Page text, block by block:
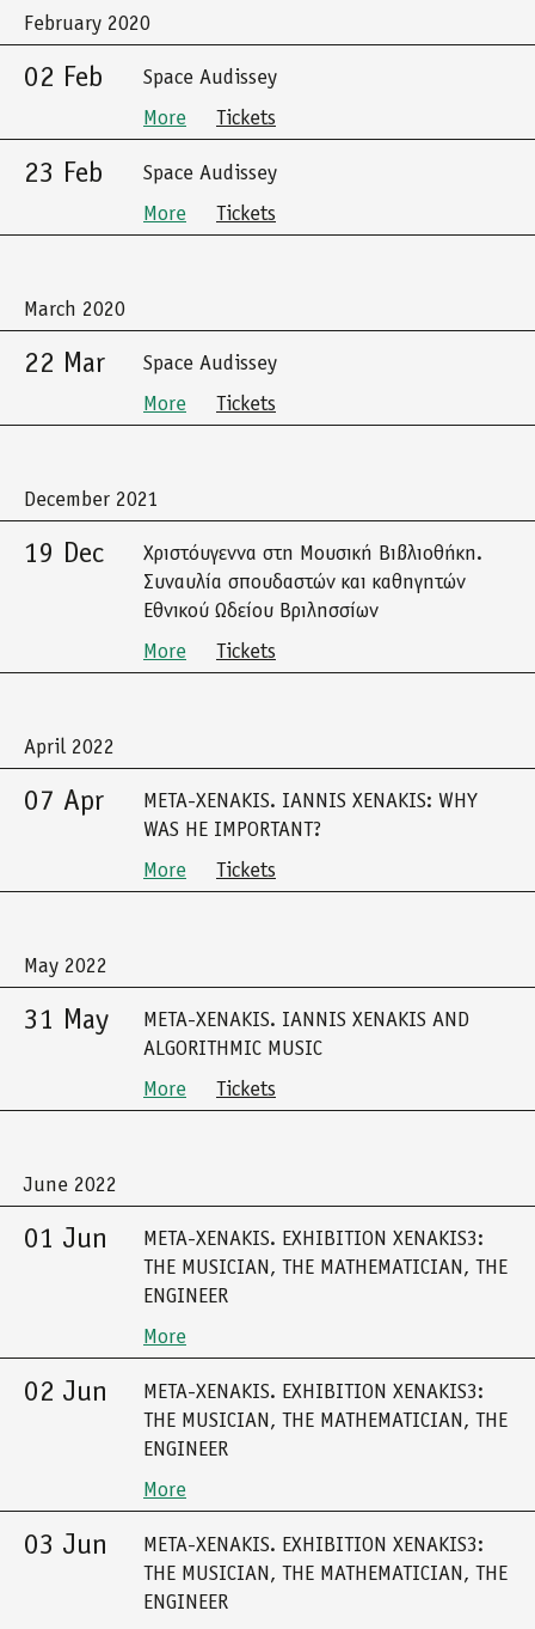
February 2020
02 Feb
Space Audissey
More
Tickets
23 Feb
Space Audissey
More
Tickets
March 2020
22 Mar
Space Audissey
More
Tickets
December 2021
19 Dec
Χριστόυγεννα στη Μουσική Βιβλιοθήκη.
Συναυλία σπουδαστών και καθηγητών
Εθνικού Ωδείου Βριλησσίων
More
Tickets
April 2022
07 Apr
META-XENAKIS. IANNIS XENAKIS: WHY
WAS HE IMPORTANT?
More
Tickets
May 2022
31 May
META-XENAKIS. IANNIS XENAKIS AND
ALGORITHMIC MUSIC
More
Tickets
June 2022
01 Jun
META-XENAKIS. EXHIBITION XENAKIS3:
THE MUSICIAN, THE MATHEMATICIAN, THE
ENGINEER
More
02 Jun
META-XENAKIS. EXHIBITION XENAKIS3:
THE MUSICIAN, THE MATHEMATICIAN, THE
ENGINEER
More
03 Jun
META-XENAKIS. EXHIBITION XENAKIS3:
THE MUSICIAN, THE MATHEMATICIAN, THE
ENGINEER